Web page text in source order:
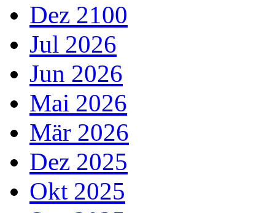
Dez 2100
Jul 2026
Jun 2026
Mai 2026
Mär 2026
Dez 2025
Okt 2025